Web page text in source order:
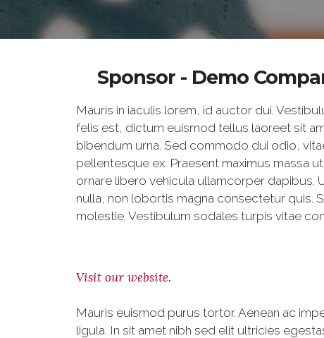
Sponsor - Demo
Mauris in iaculis lorem, id auctor dui.
felis est, dictum euismod tellus laoreet sit
bibendum urna. Sed commodo dui odio,
pellentesque ex. Praesent maximus massa
ornare libero vehicula ullamcorper dapibus.
nulla, non lobortis magna consectetur quis.
molestie. Vestibulum sodales turpis vitae
Visit our website.
Mauris euismod purus tortor. Aenean ac
ligula. In sit amet nibh sed elit ultricies